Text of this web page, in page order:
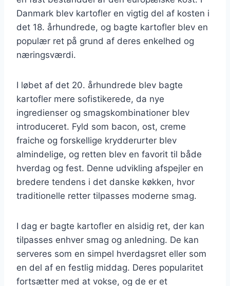
Danmark blev kartofler en vigtig del af kosten i
det 18. århundrede, og bagte kartofler blev en
populær ret på grund af deres enkelhed og
næringsværdi.
I løbet af det 20. århundrede blev bagte
kartofler mere sofistikerede, da nye
ingredienser og smagskombinationer blev
introduceret. Fyld som bacon, ost, creme
fraiche og forskellige krydderurter blev
almindelige, og retten blev en favorit til både
hverdag og fest. Denne udvikling afspejler en
bredere tendens i det danske køkken, hvor
traditionelle retter tilpasses moderne smag.
I dag er bagte kartofler en alsidig ret, der kan
tilpasses enhver smag og anledning. De kan
serveres som en simpel hverdagsret eller som
en del af en festlig middag. Deres popularitet
fortsætter med at vokse, og de er et